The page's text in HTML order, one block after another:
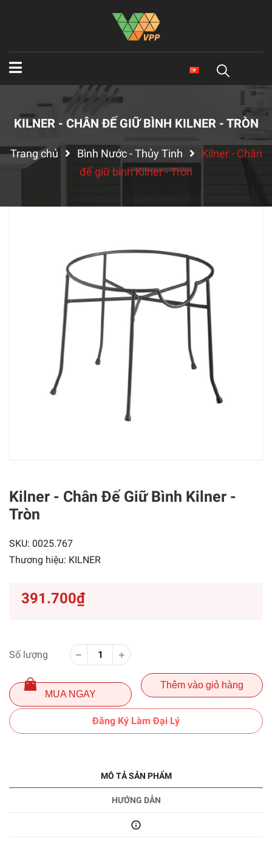
KILNER - CHÂN ĐẾ GIỮ BÌNH KILNER - TRÒN
Trang chủ Bình Nước - Thủy Tinh
Kilner - Chân
đế giữ bình Kilner - Tròn
Kilner - Chân Đế Giữ Bình Kilner -
Tròn
SKU: 0025.767
Thương hiệu: KILNER
391.700₫
Số lượng
MUA NGAY
Thêm vào giỏ hàng
Đăng Ký Làm Đại Lý
MÔ TẢ SẢN PHẨM
HƯỚNG DẪN